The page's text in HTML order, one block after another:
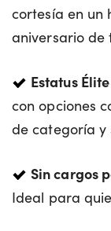
cortesía en un
aniversario de
Estatus
con opciones
de categoría y
Sin cargos
Ideal para